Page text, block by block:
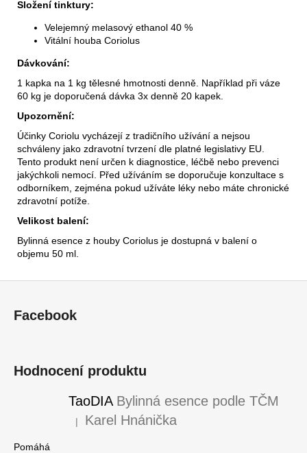
Složení tinktury:
Velejemný melasový ethanol 40 %
Vitální houba Coriolus
Dávkování:
1 kapka na 1 kg tělesné hmotnosti denně. Například při váze
60 kg je doporučená dávka 3x denně 20 kapek.
Upozornění:
Účinky Coriolu vycházejí z tradičního užívání a nejsou
schváleny jako zdravotní tvrzení dle platné legislativy EU.
Tento produkt není určen k diagnostice, léčbě nebo prevenci
jakýchkoli nemocí. Před užíváním se doporučuje konzultace s
odborníkem, zejména pokud užíváte léky nebo máte chronické
zdravotní potíže.
Velikost balení:
Bylinná esence z houby Coriolus je dostupná v balení o
objemu 50 ml.
Facebook
Hodnocení produktu
TaoDIA Bylinná esence podle TČM
Hodnocení produktu je 5 z 5 hvězdiček.
| Karel Hnánička
Pomáhá